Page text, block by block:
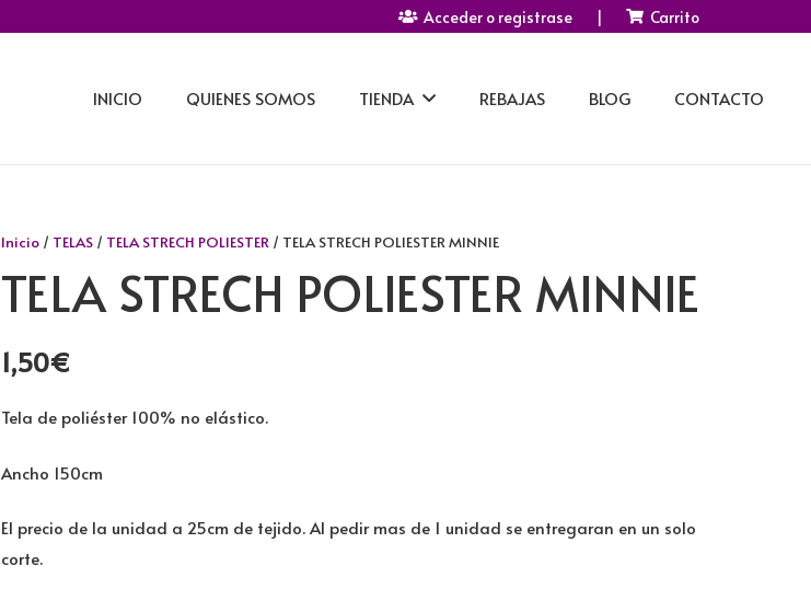
Acceder o registrase | Carrito
INICIO QUIENES SOMOS TIENDA REBAJAS BLOG CONTACTO
Inicio/ TELAS/ TELA STRECH POLIESTER/ TELA STRECH POLIESTER MINNIE
TELA STRECH POLIESTER MINNIE
1,50€
Tela de poliéster 100% no elástico.
Ancho 150cm
El precio de la unidad a 25cm de tejido. Al pedir mas de 1 unidad se entregaran en un solo
corte.